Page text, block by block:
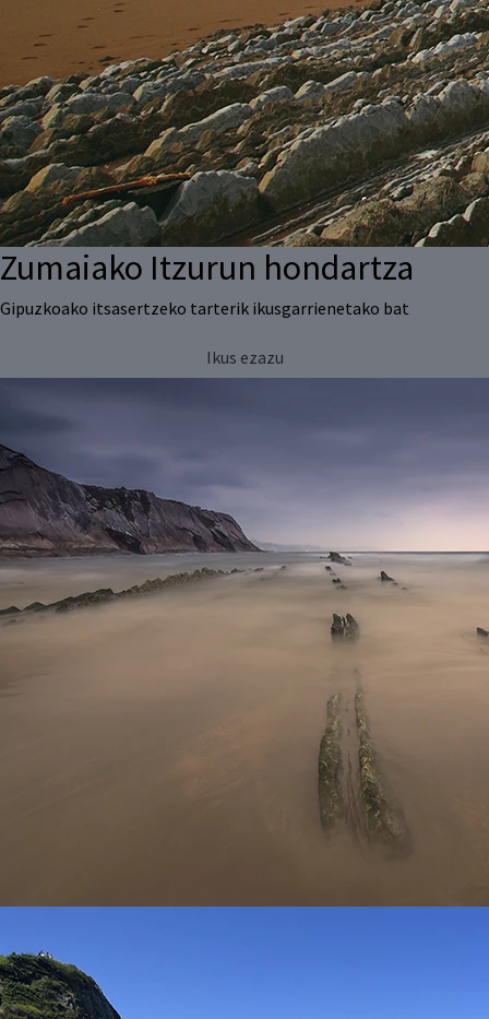
Zumaiako Itzurun hondartza
Gipuzkoako itsasertzeko tarterik ikusgarrienetako bat
Ikus ezazu